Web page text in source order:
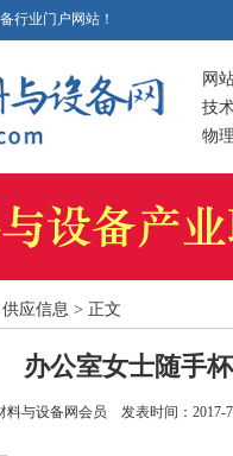
行业门户网站！
网
技
物
应信息 > 正文
办公室女士随手杯
料与设备网会员 发表时间：2017-